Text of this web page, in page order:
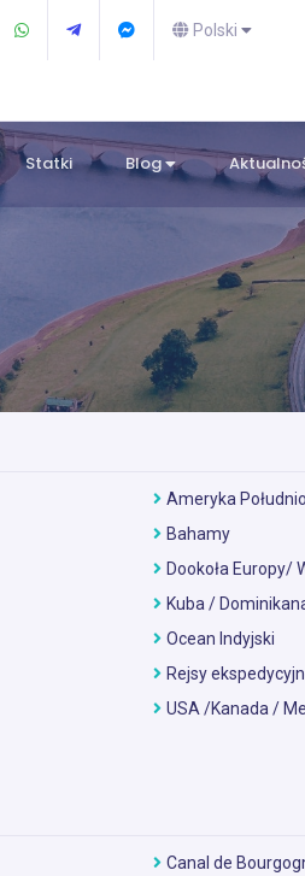
Polski
Statki Blog
Ameryka
Bahamy
Dookoła Europy/
Kuba /
Ocean Indyjski
Rejsy
USA /Kanada /
Canal de